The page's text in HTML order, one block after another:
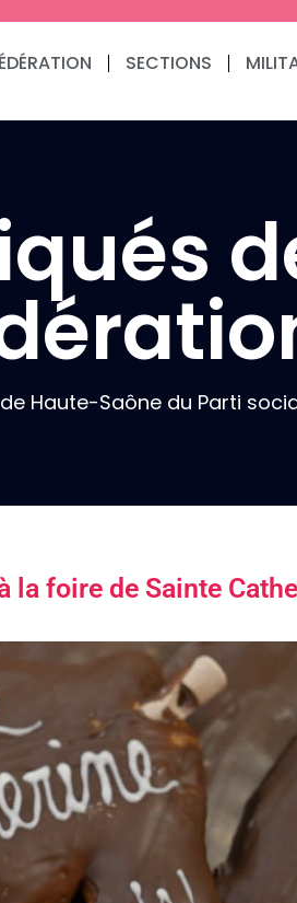
SECTIONS
Haute-Saône du Parti
la foire de Sainte